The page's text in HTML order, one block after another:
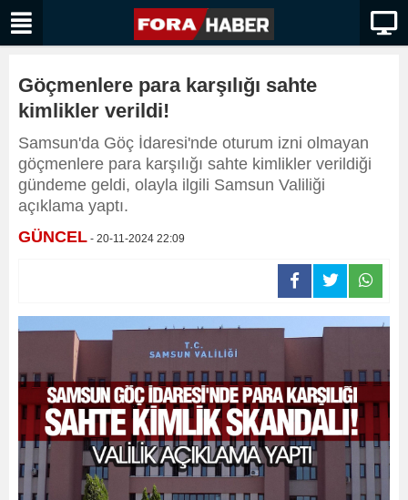
Göçmenlere para karşılığı sahte
kimlikler verildi!
Samsun'da Göç İdaresi'nde oturum izni olmayan
göçmenlere para karşılığı sahte kimlikler verildiği
gündeme geldi, olayla ilgili Samsun Valiliği
açıklama yaptı.
GÜNCEL - 20-11-2024 22:09